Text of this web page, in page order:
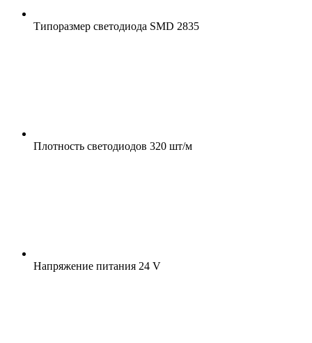
Типоразмер светодиода SMD 2835
Плотность светодиодов 320 шт/м
Напряжение питания 24 V